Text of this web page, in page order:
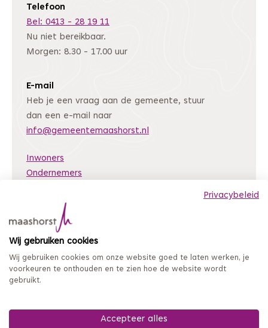
Privacybeleid
Wij gebruiken cookies
Wij gebruiken cookies om onze website goed te laten werken, je
voorkeuren te onthouden en te zien hoe de website wordt
gebruikt.
Accepteer alles
Telefoon
Bel: 0413 - 28 19 11
Nu niet bereikbaar.
Morgen: 8.30 - 17.00 uur
E-mail
Heb je een vraag aan de gemeente, stuur
dan een e-mail naar
info@gemeentemaashorst.nl
Inwoners
Ondernemers
Archiefweb(Deze link gaat naar een andere website)
Coordinated Vulnerability Disclosure
Mijn loket
Privacy en persoonsgegevens
Toegankelijkheidsverklaring